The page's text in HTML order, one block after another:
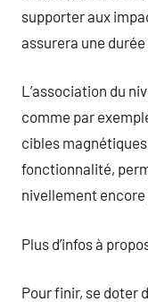
supporter aux
assurera une durée
L’association du
comme par
cibles
fonctionnalité,
nivellement
Plus d’infos à
Pour finir, se doter